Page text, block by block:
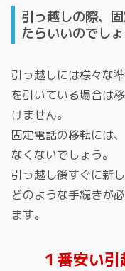
引っ越しの際、
たらいいのでし
引っ越しには様々な
を引いている場合は
けません。
固定電話の移転には
なくないでしょう。
引っ越し後すぐに新
どのような手続きが
ます。
１番安い